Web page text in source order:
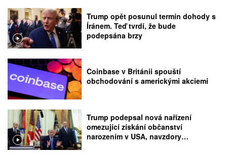
Trump opět posunul termín dohody s
Íránem. Teď tvrdí, že bude
podepsána brzy
Coinbase v Británii spouští
obchodování s americkými akciemi
Trump podepsal nová nařízení
omezující získání občanství
narozením v USA, navzdory